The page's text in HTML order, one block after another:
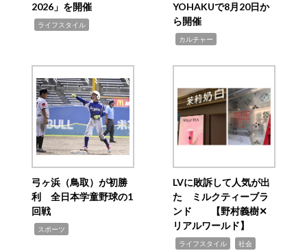
2026」を開催
ライフスタイル
YOHAKUで8月20日か
ら開催
カルチャー
弓ヶ浜（鳥取）が初勝
利 全日本学童野球の1
回戦
スポーツ
LVに敗訴して人気が出
た ミルクティーブラ
ンド 【野村義樹✕
リアルワールド】
ライフスタイル 社会